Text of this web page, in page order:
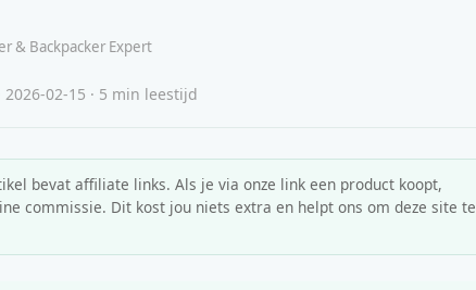
& Backpacker Expert
02-15 · 5 min leestijd
bevat affiliate links. Als je via onze link een product koopt,
commissie. Dit kost jou niets extra en helpt ons om deze site te